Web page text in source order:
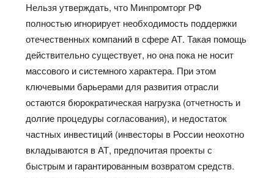
Нельзя утверждать, что Минпромторг РФ
полностью игнорирует необходимость поддержки
отечественных компаний в сфере АТ. Такая помощь
действительно существует, но она пока не носит
массового и системного характера. При этом
ключевыми барьерами для развития отрасли
остаются бюрократическая нагрузка (отчетность и
долгие процедуры согласования), и недостаток
частных инвестиций (инвесторы в России неохотно
вкладываются в АТ, предпочитая проекты с
быстрым и гарантированным возвратом средств.